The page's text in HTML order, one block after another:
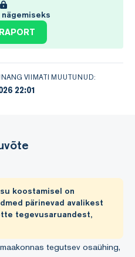
VIIMATI MUUTUNUD:
22:01
koostamisel on
pärinevad avalikest
tegevusaruandest,
tegutsev osaühing,